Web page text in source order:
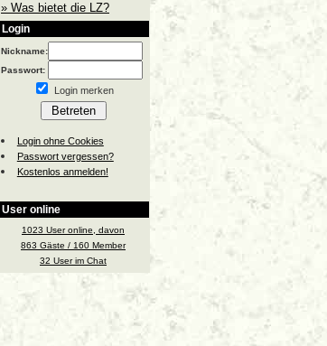
» Was bietet die LZ?
Login
Nickname:
Passwort:
Login merken
Login ohne Cookies
Passwort vergessen?
Kostenlos anmelden!
User online
1023 User online, davon
863 Gäste / 160 Member
32 User im Chat